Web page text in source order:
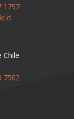
1797
Chile
7502